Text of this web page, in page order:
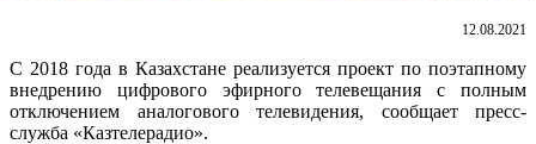
12.08.2021
С 2018 года в Казахстане реализуется проект по поэтапному
внедрению цифрового эфирного телевещания с полным
отключением аналогового телевидения, сообщает пресс-
служба «Казтелерадио».